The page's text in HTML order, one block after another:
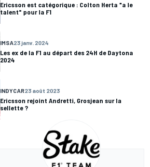
Ericsson est catégorique : Colton Herta "a le
talent" pour la F1
IMSA23 janv. 2024
Les ex de la F1 au départ des 24H de Daytona
2024
INDYCAR23 août 2023
Ericsson rejoint Andretti, Grosjean sur la
sellette ?